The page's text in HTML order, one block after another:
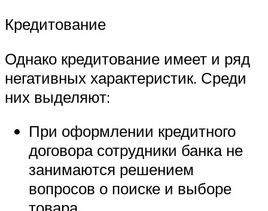
Кредитование
Однако кредитование имеет и ряд
негативных характеристик. Среди
них выделяют:
При оформлении кредитного
договора сотрудники банка не
занимаются решением
вопросов о поиске и выборе